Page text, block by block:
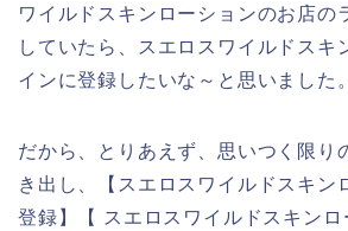
ワイルドスキンローションのお店の
していたら、スエロスワイルドスキ
インに登録したいな～と思いました。
だから、とりあえず、思いつく限り
き出し、【スエロスワイルドスキン
登録】【 スエロスワイルドスキンロ